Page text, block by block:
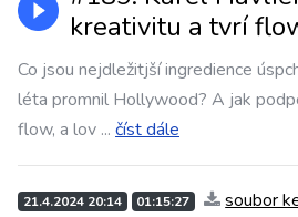
kreativitu a tvrí
Co jsou nejdležitjší ingredience
léta promnil Hollywood? A jak
flow, a lov ... číst dále
21.4.2024 20:14 01:15:27 soubor